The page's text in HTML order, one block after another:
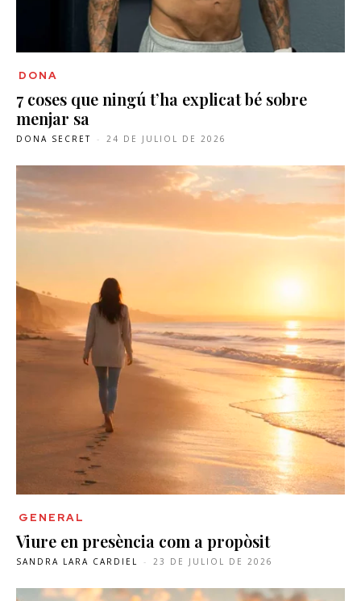
DONA
7 coses que ningú t’ha explicat bé sobre
menjar sa
DONA SECRET - 24 DE JULIOL DE 2026
GENERAL
Viure en presència com a propòsit
SANDRA LARA CARDIEL - 23 DE JULIOL DE 2026